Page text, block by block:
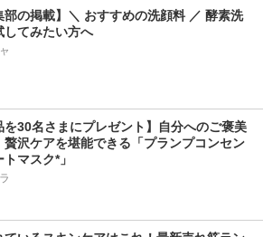
部の掲載】＼ おすすめの洗顔料 ／ 酵素洗
してみたい方へ
を30名さまにプレゼント】自分へのご褒美
贅沢ケアを堪能できる「プランプコンセン
トマスク*」